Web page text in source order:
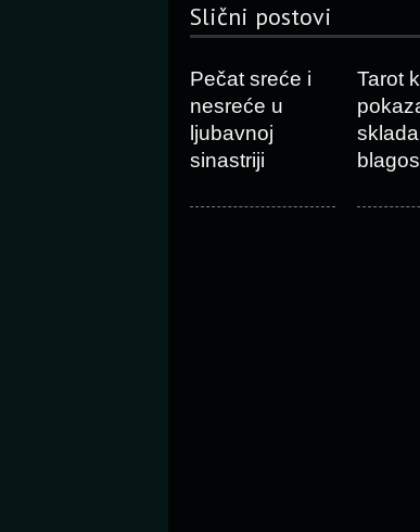
Slični postovi
Pečat sreće i
nesreće u
ljubavnoj
sinastriji
Tarot